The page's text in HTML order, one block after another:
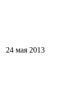
24 мая 2013